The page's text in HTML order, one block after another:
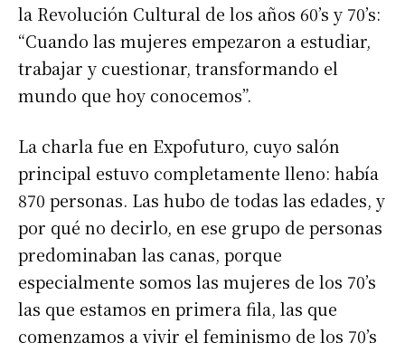
la Revolución Cultural de los años 60’s y 70’s:
“Cuando las mujeres empezaron a estudiar,
trabajar y cuestionar, transformando el
mundo que hoy conocemos”.
La charla fue en Expofuturo, cuyo salón
principal estuvo completamente lleno: había
870 personas. Las hubo de todas las edades, y
por qué no decirlo, en ese grupo de personas
predominaban las canas, porque
especialmente somos las mujeres de los 70’s
las que estamos en primera fila, las que
comenzamos a vivir el feminismo de los 70’s